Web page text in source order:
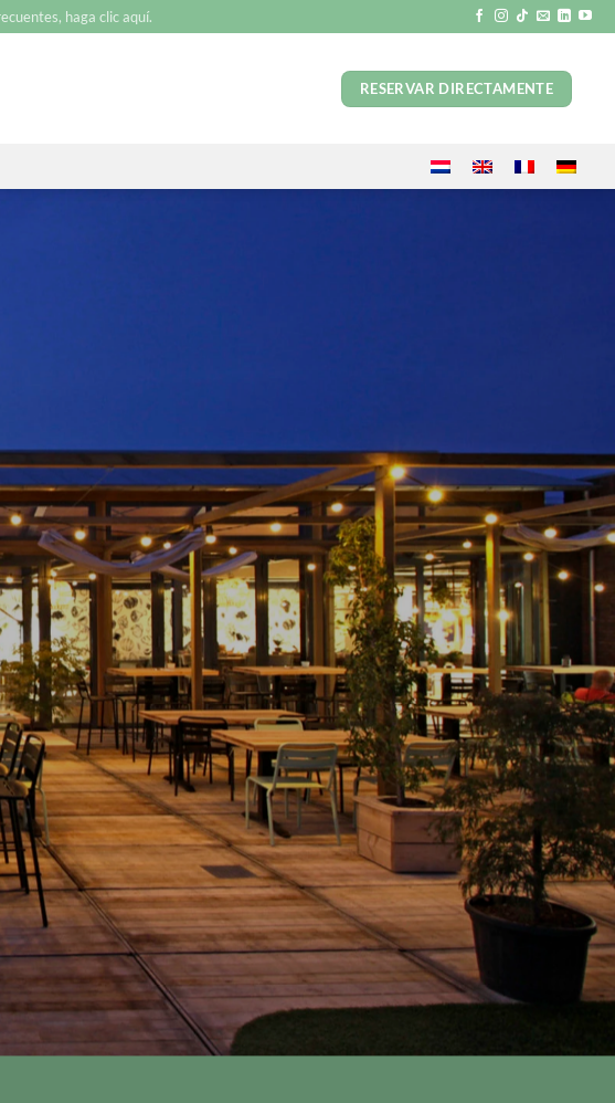
haga clic aquí.
RESERVAR DIRECTAMENTE